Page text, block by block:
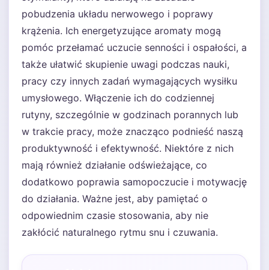
pobudzenia układu nerwowego i poprawy
krążenia. Ich energetyzujące aromaty mogą
pomóc przełamać uczucie senności i ospałości, a
także ułatwić skupienie uwagi podczas nauki,
pracy czy innych zadań wymagających wysiłku
umysłowego. Włączenie ich do codziennej
rutyny, szczególnie w godzinach porannych lub
w trakcie pracy, może znacząco podnieść naszą
produktywność i efektywność. Niektóre z nich
mają również działanie odświeżające, co
dodatkowo poprawia samopoczucie i motywację
do działania. Ważne jest, aby pamiętać o
odpowiednim czasie stosowania, aby nie
zakłócić naturalnego rytmu snu i czuwania.